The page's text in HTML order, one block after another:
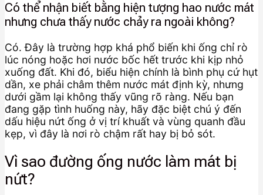
Có thể nhận biết bằng hiện tượng hao nước mát
nhưng chưa thấy nước chảy ra ngoài không?
Có. Đây là trường hợp khá phổ biến khi ống chỉ rò
lúc nóng hoặc hơi nước bốc hết trước khi kịp nhỏ
xuống đất. Khi đó, biểu hiện chính là bình phụ cứ hụt
dần, xe phải châm thêm nước mát định kỳ, nhưng
dưới gầm lại không thấy vũng rõ ràng. Nếu bạn
đang gặp tình huống này, hãy đặc biệt chú ý đến
dấu hiệu nứt ống ở vị trí khuất và vùng quanh đầu
kẹp, vì đây là nơi rò chậm rất hay bị bỏ sót.
Vì sao đường ống nước làm mát bị
nứt?